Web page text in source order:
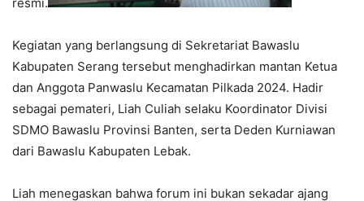
Kegiatan yang berlangsung di Sekretariat Bawaslu
Kabupaten Serang tersebut menghadirkan mantan Ketua
dan Anggota Panwaslu Kecamatan Pilkada 2024. Hadir
sebagai pemateri, Liah Culiah selaku Koordinator Divisi
SDMO Bawaslu Provinsi Banten, serta Deden Kurniawan
dari Bawaslu Kabupaten Lebak.
Liah menegaskan bahwa forum ini bukan sekadar ajang